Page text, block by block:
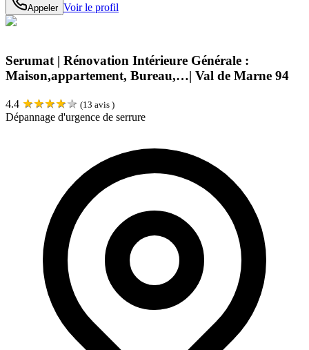
Appeler Voir le profil
Serumat | Rénovation Intérieure Générale :
Maison,appartement, Bureau,…| Val de Marne 94
4.4 ★★★★★ (13 avis )
Dépannage d'urgence de serrure